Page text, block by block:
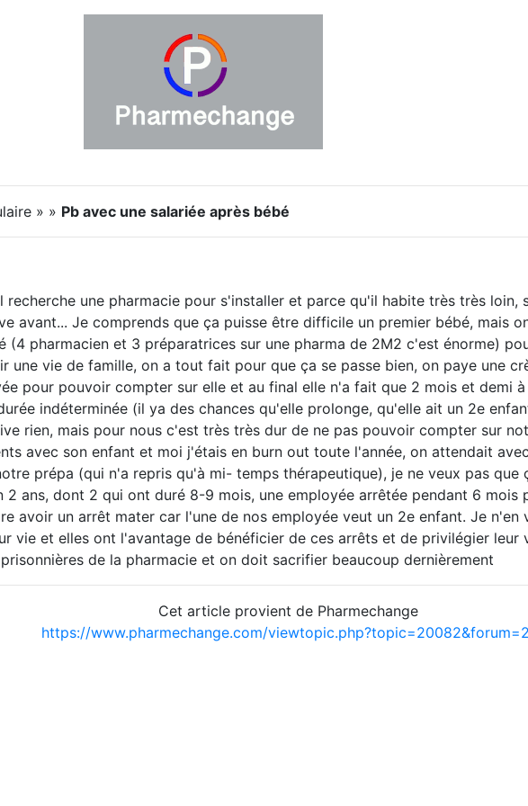
» » Pb avec une salariée après bébé
recherche une pharmacie pour s'installer et parce qu'il habite très très loin,
avant... Je comprends que ça puisse être difficile un premier bébé, mais
(4 pharmacien et 3 préparatrices sur une pharma de 2M2 c'est énorme)
une vie de famille, on a tout fait pour que ça se passe bien, on paye une
pour pouvoir compter sur elle et au final elle n'a fait que 2 mois et demi
indéterminée (il ya des chances qu'elle prolonge, qu'elle ait un 2e
rien, mais pour nous c'est très très dur de ne pas pouvoir compter sur
avec son enfant et moi j'étais en burn out toute l'année, on attendait
prépa (qui n'a repris qu'à mi- temps thérapeutique), je ne veux pas que
2 ans, dont 2 qui ont duré 8-9 mois, une employée arrêtée pendant 6 mois
avoir un arrêt mater car l'une de nos employée veut un 2e enfant. Je n'en
vie et elles ont l'avantage de bénéficier de ces arrêts et de privilégier leur
de la pharmacie et on doit sacrifier beaucoup dernièrement
Cet article provient de Pharmechange
https://www.pharmechange.com/